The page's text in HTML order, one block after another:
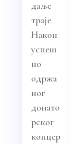
даље
траје
Након
успеш
но
одржа
ног
донато
рског
концер